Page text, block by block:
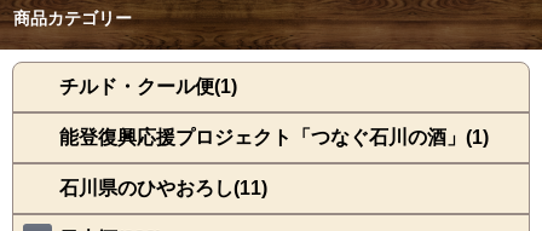
商品カテゴリー
チルド・クール便(1)
能登復興応援プロジェクト「つなぐ石川の酒」(1)
石川県のひやおろし(11)